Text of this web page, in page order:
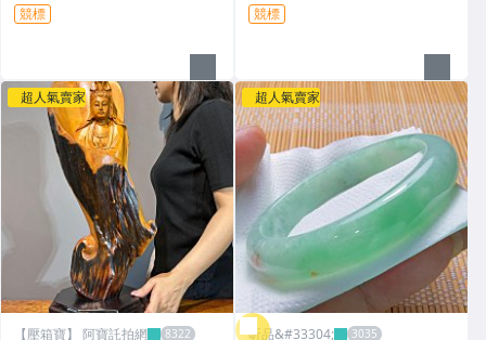
競標 競標
超人氣賣家
【壓箱寶】 阿寶託拍網
超人氣賣家
昕品&#33304;